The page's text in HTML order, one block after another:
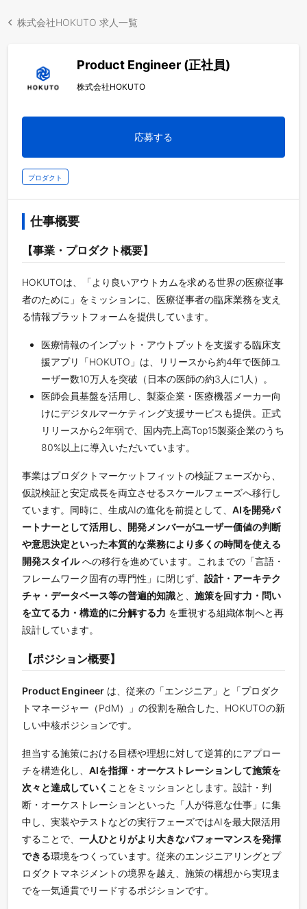
株式会社HOKUTO 求人一覧
Product Engineer (正社員)
株式会社HOKUTO
応募する
プロダクト
仕事概要
【事業・プロダクト概要】
HOKUTOは、「より良いアウトカムを求める世界の医療従事
者のために」をミッションに、医療従事者の臨床業務を支え
る情報プラットフォームを提供しています。
医療情報のインプット・アウトプットを支援する臨床支
援アプリ「HOKUTO」は、リリースから約4年で医師ユ
ーザー数10万人を突破（日本の医師の約3人に1人）。
医師会員基盤を活用し、製薬企業・医療機器メーカー向
けにデジタルマーケティング支援サービスも提供。正式
リリースから2年弱で、国内売上高Top15製薬企業のうち
80%以上に導入いただいています。
事業はプロダクトマーケットフィットの検証フェーズから、
仮説検証と安定成長を両立させるスケールフェーズへ移行し
ています。同時に、生成AIの進化を前提として、 AIを開発パ
ートナーとして活用し、開発メンバーがユーザー価値の判断
や意思決定といった本質的な業務により多くの時間を使える
開発スタイルへの移行を進めています。これまでの「言語・
フレームワーク固有の専門性」に閉じず、 設計・アーキテク
チャ・データベース等の普遍的知識と、 施策を回す力・問い
を立てる力・構造的に分解する力 を重視する組織体制へと再
設計しています。
【ポジション概要】
Product Engineer は、従来の「エンジニア」と「プロダク
トマネージャー（PdM）」の役割を融合した、HOKUTOの新
しい中核ポジションです。
担当する施策における目標や理想に対して逆算的にアプロー
チを構造化し、 AIを指揮・オーケストレーションして施策を
次々と達成していく ことをミッションとします。設計・判
断・オーケストレーションといった「人が得意な仕事」に集
中し、実装やテストなどの実行フェーズではAIを最大限活用
することで、 一人ひとりがより大きなパフォーマンスを発揮
できる環境をつくっています。従来のエンジニアリングとプ
ロダクトマネジメントの境界を越え、施策の構想から実現ま
でを一気通貫でリードするポジションです。